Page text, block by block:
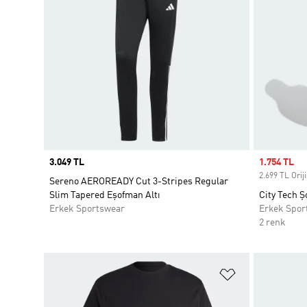
Price
3.049 TL
Sereno AEROREADY Cut 3-Stripes Regular
Slim Tapered Eşofman Altı
Erkek Sportswear
Sale price
1.754 TL
2.699 TL
City Tech
Erkek
2 renk
Favori